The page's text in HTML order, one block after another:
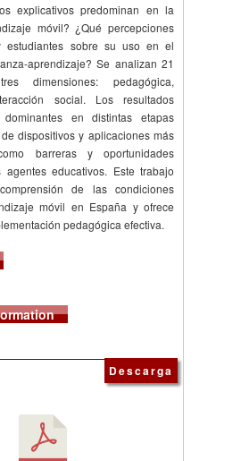
explicativos predominan en la
móvil? ¿Qué percepciones
estudiantes sobre su uso en el
aprendizaje? Se analizan 21
dimensiones: pedagógica,
social. Los resultados
en distintas etapas
dispositivos y aplicaciones más
barreras y oportunidades
educativos. Este trabajo
de las condiciones
móvil en España y ofrece
pedagógica efectiva.
Descarga